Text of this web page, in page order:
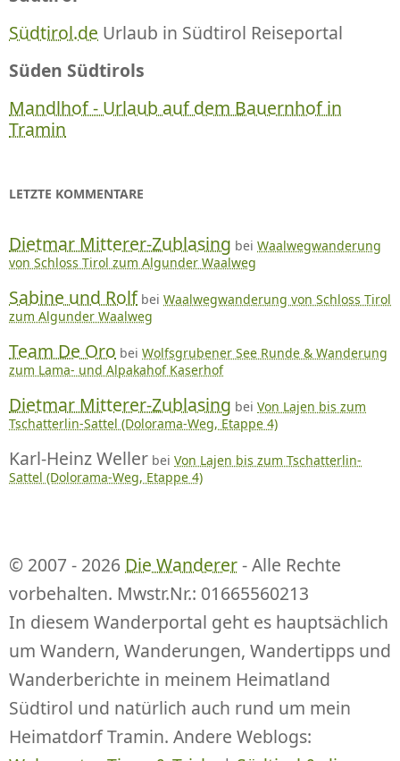
Südtirol.de Urlaub in Südtirol Reiseportal
Süden Südtirols
Mandlhof - Urlaub auf dem Bauernhof in
Tramin
LETZTE KOMMENTARE
Dietmar Mitterer-Zublasing bei Waalwegwanderung
von Schloss Tirol zum Algunder Waalweg
Sabine und Rolf bei Waalwegwanderung von Schloss Tirol
zum Algunder Waalweg
Team De Oro bei Wolfsgrubener See Runde & Wanderung
zum Lama- und Alpakahof Kaserhof
Dietmar Mitterer-Zublasing bei Von Lajen bis zum
Tschatterlin-Sattel (Dolorama-Weg, Etappe 4)
Karl-Heinz Weller bei Von Lajen bis zum Tschatterlin-
Sattel (Dolorama-Weg, Etappe 4)
© 2007 - 2026 Die Wanderer- Alle Rechte
vorbehalten. Mwstr.Nr.: 01665560213
In diesem Wanderportal geht es hauptsächlich
um Wandern, Wanderungen, Wandertipps und
Wanderberichte in meinem Heimatland
Südtirol und natürlich auch rund um mein
Heimatdorf Tramin. Andere Weblogs: